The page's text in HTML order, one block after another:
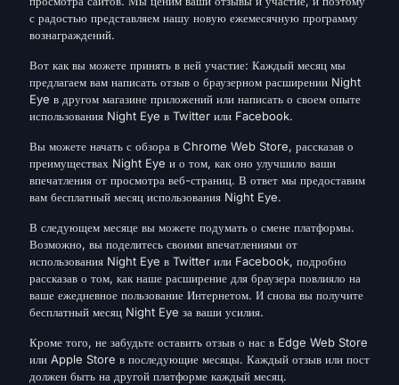
с радостью представляем нашу новую ежемесячную программу
вознаграждений.
Вот как вы можете принять в ней участие: Каждый месяц мы
предлагаем вам написать отзыв о браузерном расширении Night
Eye в другом магазине приложений или написать о своем опыте
использования Night Eye в Twitter или Facebook.
Вы можете начать с обзора в Chrome Web Store, рассказав о
преимуществах Night Eye и о том, как оно улучшило ваши
впечатления от просмотра веб-страниц. В ответ мы предоставим
вам бесплатный месяц использования Night Eye.
В следующем месяце вы можете подумать о смене платформы.
Возможно, вы поделитесь своими впечатлениями от
использования Night Eye в Twitter или Facebook, подробно
рассказав о том, как наше расширение для браузера повлияло на
ваше ежедневное пользование Интернетом. И снова вы получите
бесплатный месяц Night Eye за ваши усилия.
Кроме того, не забудьте оставить отзыв о нас в Edge Web Store
или Apple Store в последующие месяцы. Каждый отзыв или пост
должен быть на другой платформе каждый месяц.